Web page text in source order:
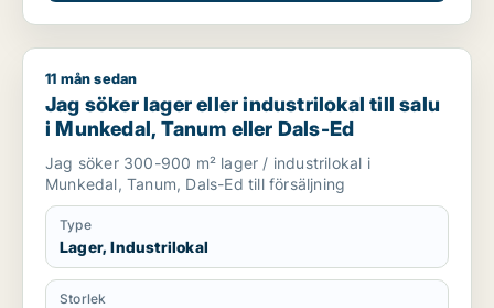
Jag söker lager eller industrilokal till salu i Munkedal, Tanum
11 mån sedan
Jag söker lager eller industrilokal till salu
i Munkedal, Tanum eller Dals-Ed
Jag söker 300-900 m² lager / industrilokal i
Munkedal, Tanum, Dals-Ed till försäljning
Type
Lager, Industrilokal
Storlek